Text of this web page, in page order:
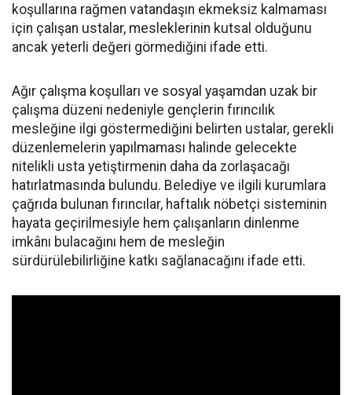
koşullarına rağmen vatandaşın ekmeksiz kalmaması
için çalışan ustalar, mesleklerinin kutsal olduğunu
ancak yeterli değeri görmediğini ifade etti.
Ağır çalışma koşulları ve sosyal yaşamdan uzak bir
çalışma düzeni nedeniyle gençlerin fırıncılık
mesleğine ilgi göstermediğini belirten ustalar, gerekli
düzenlemelerin yapılmaması halinde gelecekte
nitelikli usta yetiştirmenin daha da zorlaşacağı
hatırlatmasında bulundu. Belediye ve ilgili kurumlara
çağrıda bulunan fırıncılar, haftalık nöbetçi sisteminin
hayata geçirilmesiyle hem çalışanların dinlenme
imkânı bulacağını hem de mesleğin
sürdürülebilirliğine katkı sağlanacağını ifade etti.